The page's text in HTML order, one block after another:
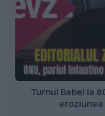
Turnul Babel la